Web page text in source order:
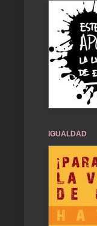
IGUALDAD